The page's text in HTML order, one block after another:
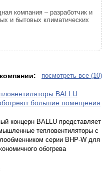
компания – разработчик и
и бытовых климатических
посмотреть все (10)
BALLU
большие помещения
концерн BALLU представляет
тепловентиляторы с
серии BHP-W для
обогрева